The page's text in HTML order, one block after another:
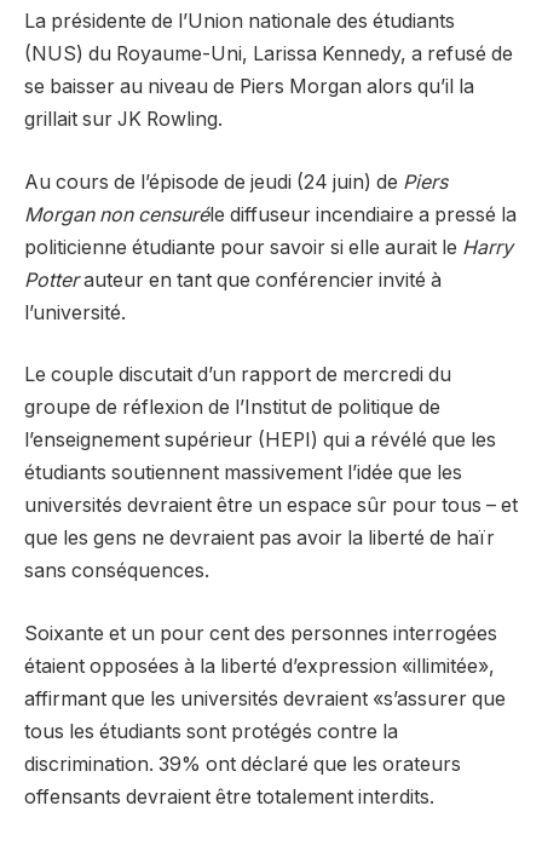
La présidente de l’Union nationale des étudiants
(NUS) du Royaume-Uni, Larissa Kennedy, a refusé de
se baisser au niveau de Piers Morgan alors qu’il la
grillait sur JK Rowling.
Au cours de l’épisode de jeudi (24 juin) de Piers
Morgan non censuréle diffuseur incendiaire a pressé la
politicienne étudiante pour savoir si elle aurait le Harry
Potterauteur en tant que conférencier invité à
l’université.
Le couple discutait d’un rapport de mercredi du
groupe de réflexion de l’Institut de politique de
l’enseignement supérieur (HEPI) qui a révélé que les
étudiants soutiennent massivement l’idée que les
universités devraient être un espace sûr pour tous – et
que les gens ne devraient pas avoir la liberté de haïr
sans conséquences.
Soixante et un pour cent des personnes interrogées
étaient opposées à la liberté d’expression «illimitée»,
affirmant que les universités devraient «s’assurer que
tous les étudiants sont protégés contre la
discrimination. 39% ont déclaré que les orateurs
offensants devraient être totalement interdits.